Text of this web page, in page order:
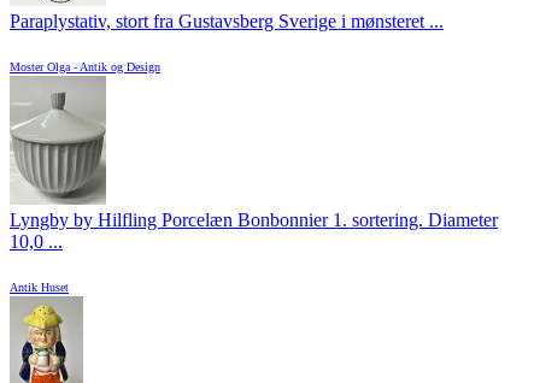
Paraplystativ, stort fra Gustavsberg Sverige i mønsteret ...
Moster Olga - Antik og Design
Lyngby by Hilfling Porcelæn Bonbonnier 1. sortering. Diameter
10,0 ...
Antik Huset